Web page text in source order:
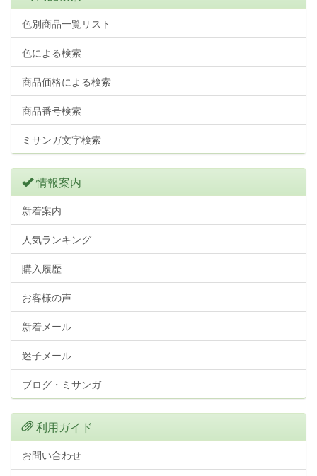
色別商品一覧リスト
色による検索
商品価格による検索
商品番号検索
ミサンガ文字検索
情報案内
新着案内
人気ランキング
購入履歴
お客様の声
新着メール
迷子メール
ブログ・ミサンガ
利用ガイド
お問い合わせ